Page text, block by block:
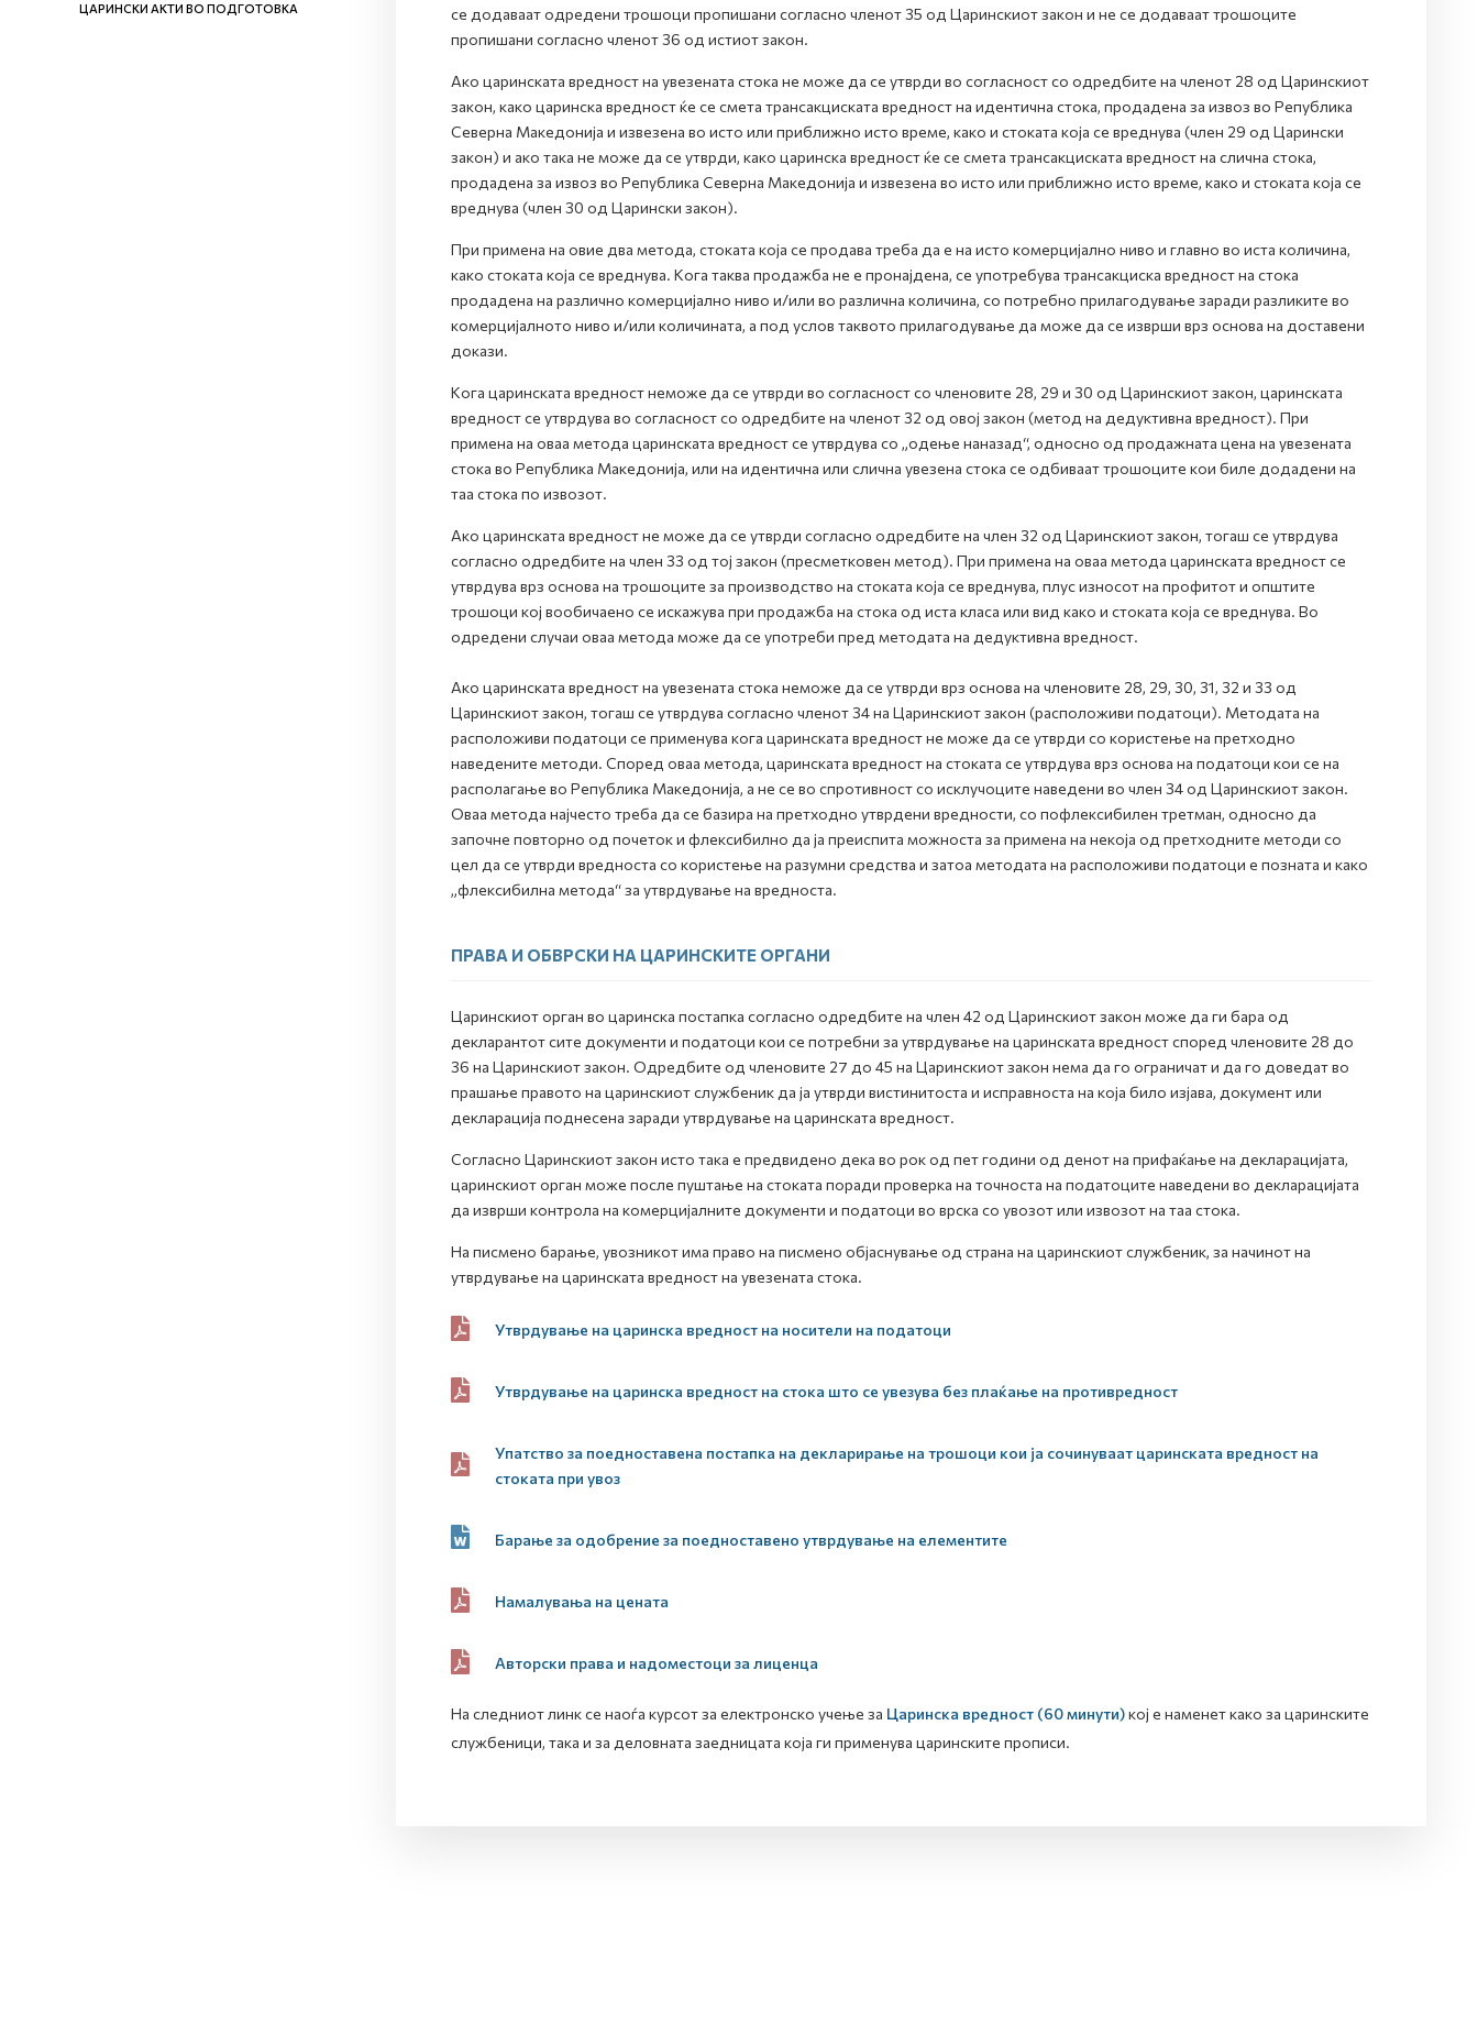
ЦАРИНСКИ АКТИ ВО ПОДГОТОВКА
се додаваат одредени трошоци пропишани согласно членот 35 од Царинскиот закон и не се додаваат трошоците
пропишани согласно членот 36 од истиот закон.
Ако царинската вредност на увезената стока не може да се утврди во согласност со одредбите на членот 28 од Царинскиот
закон, како царинска вредност ќе се смета трансакциската вредност на идентична стока, продадена за извоз во Република
Северна Македонија и извезена во исто или приближно исто време, како и стоката која се вреднува (член 29 од Царински
закон) и ако така не може да се утврди, како царинска вредност ќе се смета трансакциската вредност на слична стока,
продадена за извоз во Република Северна Македонија и извезена во исто или приближно исто време, како и стоката која се
вреднува (член 30 од Царински закон).
При примена на овие два метода, стоката која се продава треба да е на исто комерцијално ниво и главно во иста количина,
како стоката која се вреднува. Кога таква продажба не е пронајдена, се употребува трансакциска вредност на стока
продадена на различно комерцијално ниво и/или во различна количина, со потребно прилагодување заради разликите во
комерцијалното ниво и/или количината, а под услов таквото прилагодување да може да се изврши врз основа на доставени
докази.
Кога царинската вредност неможе да се утврди во согласност со членовите 28, 29 и 30 од Царинскиот закон, царинската
вредност се утврдува во согласност со одредбите на членот 32 од овој закон (метод на дедуктивна вредност). При
примена на оваа метода царинската вредност се утврдува со „одење наназад“, односно од продажната цена на увезената
стока во Република Македонија, или на идентична или слична увезена стока се одбиваат трошоците кои биле додадени на
таа стока по извозот.
Ако царинската вредност не може да се утврди согласно одредбите на член 32 од Царинскиот закон, тогаш се утврдува
согласно одредбите на член 33 од тој закон (пресметковен метод). При примена на оваа метода царинската вредност се
утврдува врз основа на трошоците за производство на стоката која се вреднува, плус износот на профитот и општите
трошоци кој вообичаено се искажува при продажба на стока од иста класа или вид како и стоката која се вреднува. Во
одредени случаи оваа метода може да се употреби пред методата на дедуктивна вредност.
Ако царинската вредност на увезената стока неможе да се утврди врз основа на членовите 28, 29, 30, 31, 32 и 33 од
Царинскиот закон, тогаш се утврдува согласно членот 34 на Царинскиот закон (расположиви податоци). Методата на
paспoлoживи пoдaтoци се применува кога царинската вредност не може да се утврди со користење на претходно
наведените методи. Според оваа метода, царинската вредност на стоката се утврдува врз основа на податоци кои се на
располагање во Република Македонија, а не се во спротивност со исклучоците наведени во член 34 од Царинскиот закон.
Оваа метода најчесто треба да се базира на претходно утврдени вредности, со пофлексибилен третман, односно да
започне повторно од почеток и флексибилно да ја преиспита можноста за примена на некоја од претходните методи со
цел да се утврди вредноста со користење на разумни средства и затоа методата на расположиви податоци е позната и како
„флексибилна метода“ за утврдување на вредноста.
ПРАВА И ОБВРСКИ НА ЦАРИНСКИТЕ ОРГАНИ
Царинскиот орган во царинска постапка согласно одредбите на член 42 од Царинскиот закон може да ги бара од
декларантот сите документи и податоци кои се потребни за утврдување на царинската вредност според членовите 28 до
36 на Царинскиот закон. Одредбите од членовите 27 до 45 на Царинскиот закон нема да го ограничат и да го доведат во
прашање правото на царинскиот службеник да ја утврди вистинитоста и исправноста на која било изјава, документ или
декларација поднесена заради утврдување на царинската вредност.
Согласно Царинскиот закон исто така е предвидено дека во рок од пет години од денот на прифаќање на декларацијата,
царинскиот орган може после пуштање на стоката поради проверка на точноста на податоците наведени во декларацијата
да изврши контрола на комерцијалните документи и податоци во врска со увозот или извозот на таа стока.
На писмено барање, увозникот има право на писмено објаснување од страна на царинскиот службеник, за начинот на
утврдување на царинската вредност на увезената стока.
Утврдување на царинска вредност на носители на податоци
Утврдување на царинска вредност на стока што се увезува без плаќање на противредност
Упатство за поедноставена постапка на декларирање на трошоци кои ја сочинуваат царинската вредност на
стоката при увоз
Барање за одобрение за поедноставено утврдување на елементите
Намалувања на цената
Авторски права и надоместоци за лиценца
На следниот линк се наоѓа курсот за електронско учење за Царинска вредност (60 минути) кој е наменет како за царинските
службеници, така и за деловната заедницата која ги применува царинските прописи.